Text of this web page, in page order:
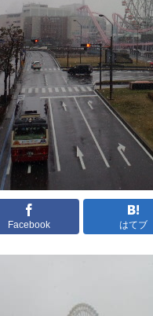
Facebook はてブ